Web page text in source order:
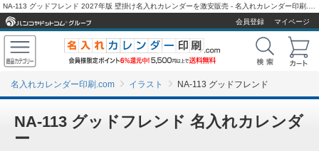
会員登録
マイページ
名入れカレンダー印刷.com イラスト NA-113 グッドフレンド
NA-113 グッドフレンド 名入れカレンダ
ー